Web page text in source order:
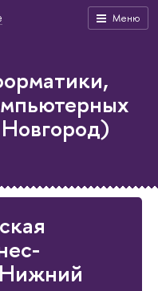
Меню